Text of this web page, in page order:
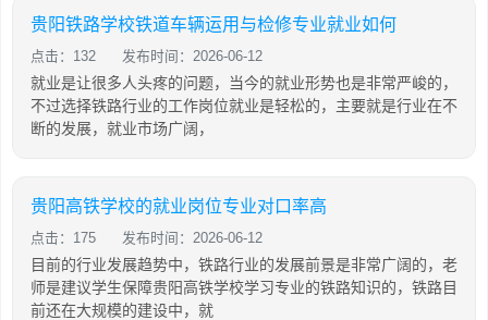
贵阳铁路学校铁道车辆运用与检修专业就业如何
点击：132 发布时间：2026-06-12
就业是让很多人头疼的问题，当今的就业形势也是非常严峻的，
不过选择铁路行业的工作岗位就业是轻松的，主要就是行业在不
断的发展，就业市场广阔，
贵阳高铁学校的就业岗位专业对口率高
点击：175 发布时间：2026-06-12
目前的行业发展趋势中，铁路行业的发展前景是非常广阔的，老
师是建议学生保障贵阳高铁学校学习专业的铁路知识的，铁路目
前还在大规模的建设中，就